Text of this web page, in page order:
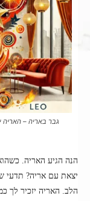
גבר באריה – האריה
הנה הגיע האריה.
יצאת עם אריה? תדעי
הלב. האריה יזכיר לך